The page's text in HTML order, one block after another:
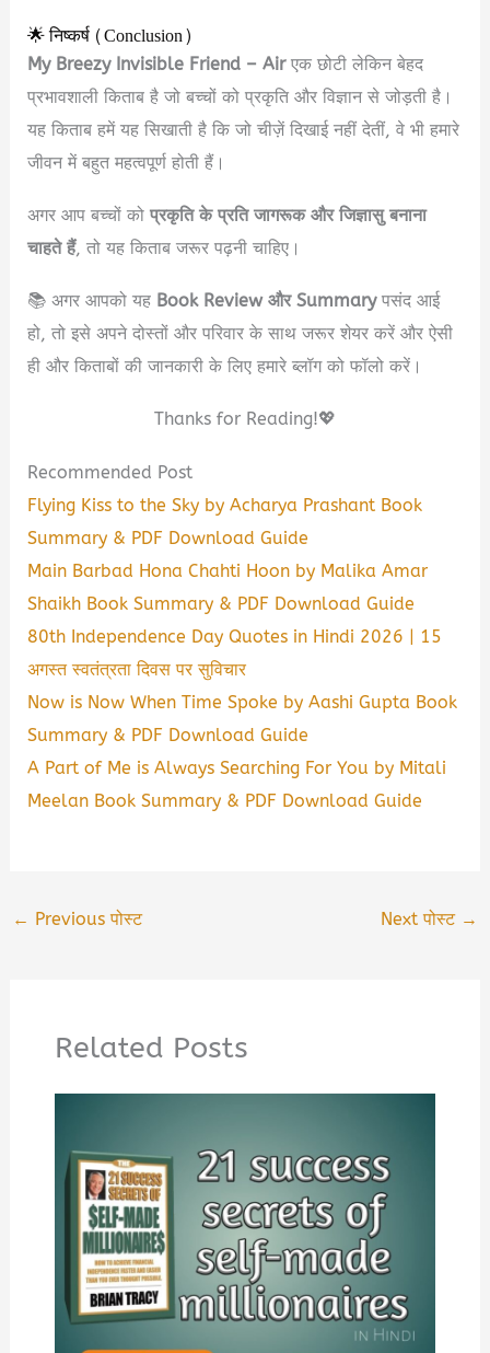
🌟 निष्कर्ष (Conclusion)
My Breezy Invisible Friend – Airएक छोटी लेकिन बेहद
प्रभावशाली किताब है जो बच्चों को प्रकृति और विज्ञान से जोड़ती है।
यह किताब हमें यह सिखाती है कि जो चीज़ें दिखाई नहीं देतीं, वे भी हमारे
जीवन में बहुत महत्वपूर्ण होती हैं।
अगर आप बच्चों कोप्रकृति के प्रति जागरूक और जिज्ञासु बनाना
चाहते हैं, तो यह किताब जरूर पढ़नी चाहिए।
📚 अगर आपको यह Book Review और Summaryपसंद आई
हो, तो इसे अपने दोस्तों और परिवार के साथ जरूर शेयर करें और ऐसी
ही और किताबों की जानकारी के लिए हमारे ब्लॉग को फॉलो करें।
Thanks for Reading!💖
Recommended Post
Flying Kiss to the Sky by Acharya Prashant Book
Summary & PDF Download Guide
Main Barbad Hona Chahti Hoon by Malika Amar
Shaikh Book Summary & PDF Download Guide
80th Independence Day Quotes in Hindi 2026 | 15
अगस्त स्वतंत्रता दिवस पर सुविचार
Now is Now When Time Spoke by Aashi Gupta Book
Summary & PDF Download Guide
A Part of Me is Always Searching For You by Mitali
Meelan Book Summary & PDF Download Guide
← Previous पोस्ट Next पोस्ट →
Related Posts